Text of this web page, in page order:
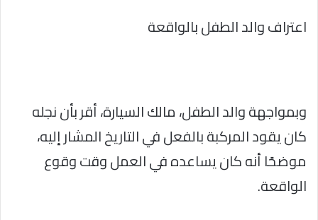
اعتراف والد الطفل بالواقعة
وبمواجهة والد الطفل، مالك السيارة، أقر بأن نجله
كان يقود المركبة بالفعل في التاريخ المشار إليه،
موضحًا أنه كان يساعده في العمل وقت وقوع
الواقعة.